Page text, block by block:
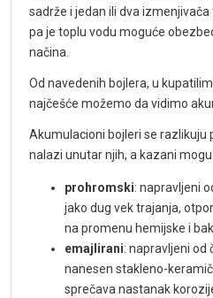
sadrže i jedan ili dva
pa je toplu vodu moguće
načina.
Od navedenih bojlera, u
najčešće možemo da vidimo
Akumulacioni bojleri se razlikuju
nalazi unutar njih, a kazani
prohromski: napravljeni
jako dug vek trajanja,
na promenu hemijske i
emajlirani: napravljeni od
nanesen stakleno-
sprečava nastanak